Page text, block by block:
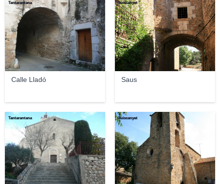
Calle Lladó
Tantarantana
Saus
lluiscanyet
Tantarantana lluiscanyet